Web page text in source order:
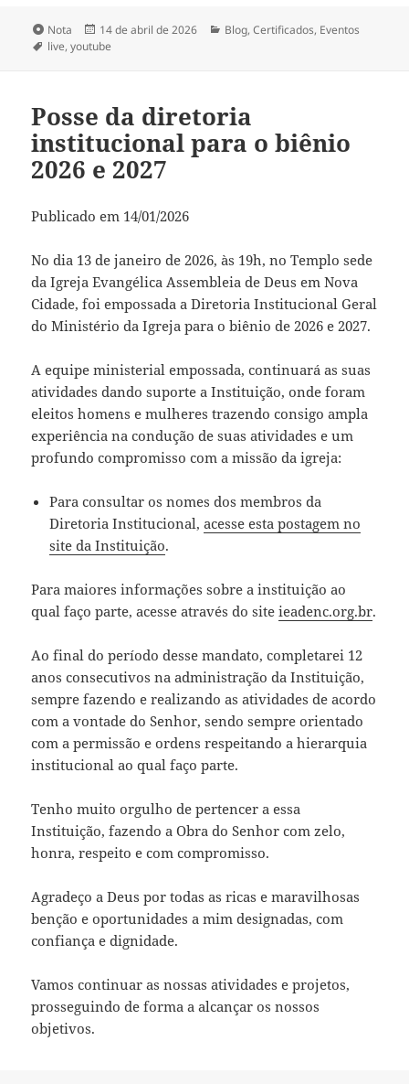
Formato
Nota
Publicado
em
14 de abril de 2026 Categorias
Blog,Certificados, Eventos
Tags
live,youtube
Posse da diretoria
institucional para o biênio
2026 e 2027
Publicado em 14/01/2026
No dia 13 de janeiro de 2026, às 19h, no Templo sede
da Igreja Evangélica Assembleia de Deus em Nova
Cidade, foi empossada a Diretoria Institucional Geral
do Ministério da Igreja para o biênio de 2026 e 2027.
A equipe ministerial empossada, continuará as suas
atividades dando suporte a Instituição, onde foram
eleitos homens e mulheres trazendo consigo ampla
experiência na condução de suas atividades e um
profundo compromisso com a missão da igreja:
Para consultar os nomes dos membros da
Diretoria Institucional,acesse esta postagem no
site da Instituição.
Para maiores informações sobre a instituição ao
qual faço parte, acesse através do siteieadenc.org.br.
Ao final do período desse mandato, completarei 12
anos consecutivos na administração da Instituição,
sempre fazendo e realizando as atividades de acordo
com a vontade do Senhor, sendo sempre orientado
com a permissão e ordens respeitando a hierarquia
institucional ao qual faço parte.
Tenho muito orgulho de pertencer a essa
Instituição, fazendo a Obra do Senhor com zelo,
honra, respeito e com compromisso.
Agradeço a Deus por todas as ricas e maravilhosas
benção e oportunidades a mim designadas, com
confiança e dignidade.
Vamos continuar as nossas atividades e projetos,
prosseguindo de forma a alcançar os nossos
objetivos.